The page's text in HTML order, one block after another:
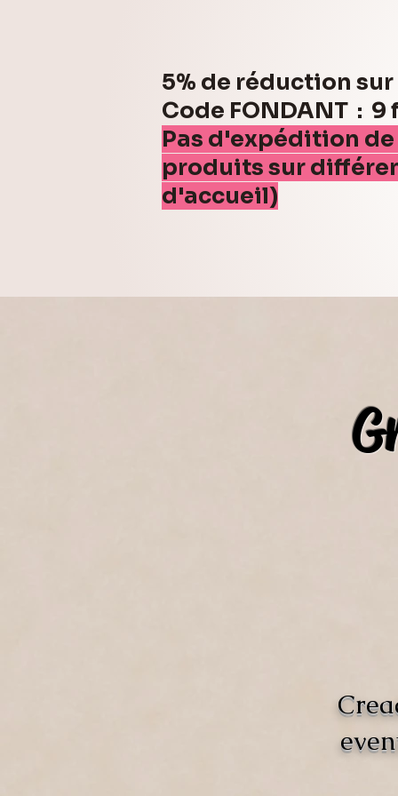
5% de réduction
Code FONDANT : 9
Pas d'expédition
produits sur
d'accueil)